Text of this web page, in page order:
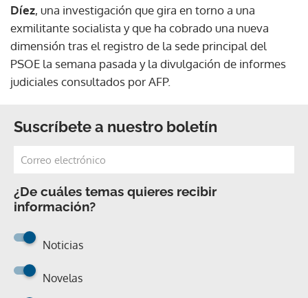
Díez, una investigación que gira en torno a una
exmilitante socialista y que ha cobrado una nueva
dimensión tras el registro de la sede principal del
PSOE la semana pasada y la divulgación de informes
judiciales consultados por AFP.
Suscríbete a nuestro boletín
¿De cuáles temas quieres recibir
información?
Noticias
Novelas